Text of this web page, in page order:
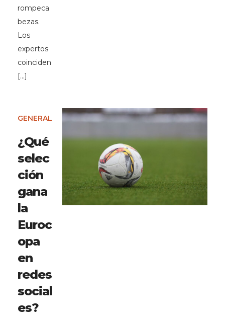
rompeca
bezas.
Los
expertos
coinciden
[…]
GENERAL
¿Qué
selec
ción
gana
la
Euroc
opa
en
redes
social
es?